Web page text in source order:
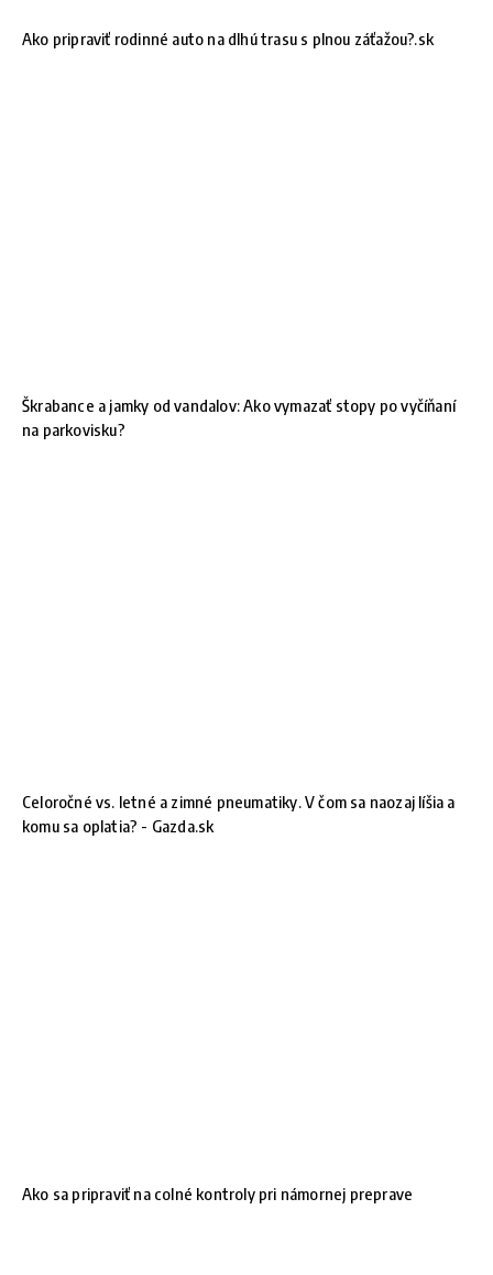
Ako pripraviť rodinné auto na dlhú trasu s plnou záťažou?.sk
Škrabance a jamky od vandalov: Ako vymazať stopy po vyčíňaní
na parkovisku?
Celoročné vs. letné a zimné pneumatiky. V čom sa naozaj líšia a
komu sa oplatia? - Gazda.sk
Ako sa pripraviť na colné kontroly pri námornej preprave